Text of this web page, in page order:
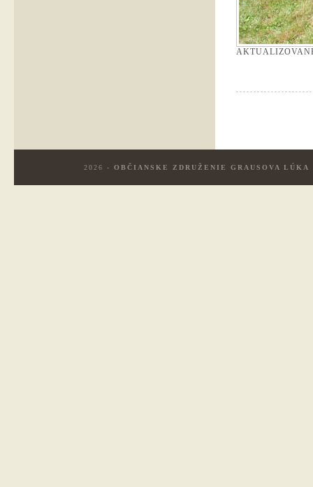
2026 - OBČIANSKE ZDRUŽENIE GRAUSOVA LÚKA